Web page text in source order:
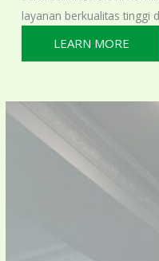
layanan berkualitas tinggi
LEARN MORE